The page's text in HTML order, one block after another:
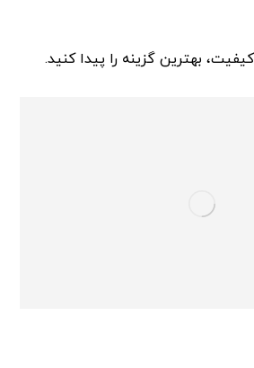
بهترین گزینه را پیدا کنید.